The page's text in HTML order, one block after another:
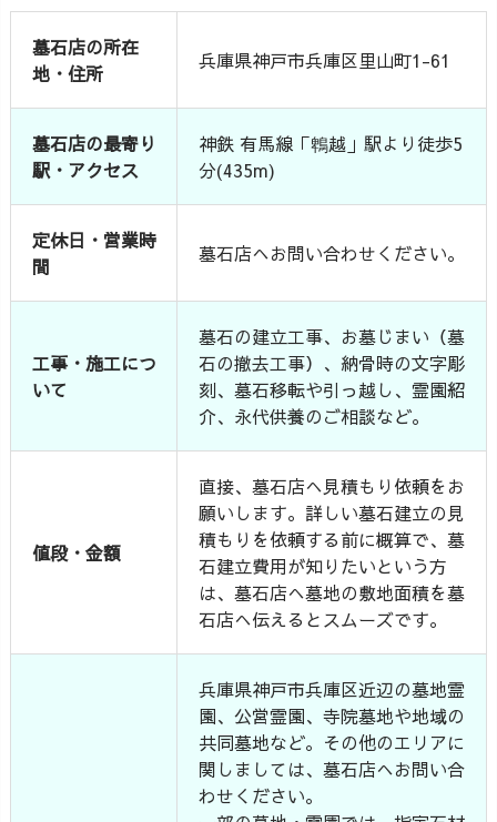
墓石店の所在
地・住所
兵庫県神戸市兵庫区里山町1-61
墓石店の最寄り
駅・アクセス
神鉄 有馬線「鵯越」駅より徒歩5
分(435m)
定休日・営業時
間
墓石店へお問い合わせください。
工事・施工につ
いて
墓石の建立工事、お墓じまい（墓
石の撤去工事）、納骨時の文字彫
刻、墓石移転や引っ越し、霊園紹
介、永代供養のご相談など。
値段・金額
直接、墓石店へ見積もり依頼をお
願いします。詳しい墓石建立の見
積もりを依頼する前に概算で、墓
石建立費用が知りたいという方
は、墓石店へ墓地の敷地面積を墓
石店へ伝えるとスムーズです。
兵庫県神戸市兵庫区近辺の墓地霊
園、公営霊園、寺院墓地や地域の
共同墓地など。その他のエリアに
関しましては、墓石店へお問い合
わせください。